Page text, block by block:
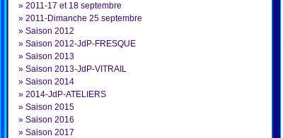
» 2011-17 et 18 septembre
» 2011-Dimanche 25 septembre
» Saison 2012
» Saison 2012-JdP-FRESQUE
» Saison 2013
» Saison 2013-JdP-VITRAIL
» Saison 2014
» 2014-JdP-ATELIERS
» Saison 2015
» Saison 2016
» Saison 2017